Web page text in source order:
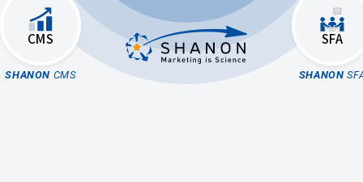
SFA
SHANON CMS
CMS